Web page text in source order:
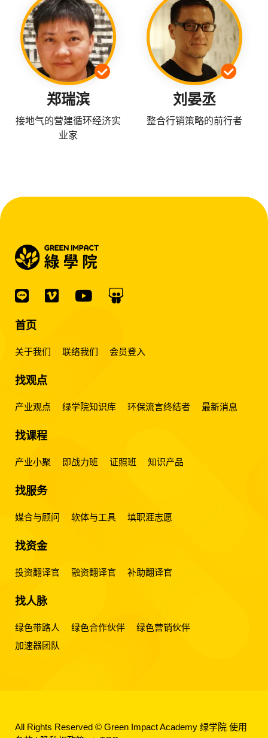
郑瑞滨
接地气的营建循环经济实
业家
刘晏丞
整合行销策略的前行者
首页
关于我们 联络我们 会员登入
找观点
产业观点 绿学院知识库 环保流言终结者 最新消息
找课程
产业小聚 即战力班 证照班 知识产品
找服务
媒合与顾问 软体与工具 填职涯志愿
找资金
投资翻译官 融资翻译官 补助翻译官
找人脉
绿色带路人 绿色合作伙伴
绿色营销伙伴
加速器团队
All Rights Reserved © Green Impact Academy 绿学院 使用